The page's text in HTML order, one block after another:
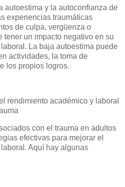
autoestima y la autoconfianza de
experiencias traumáticas
de culpa, vergüenza o
tener un impacto negativo en su
La baja autoestima puede
actividades, la toma de
los propios logros.
rendimiento académico y laboral
con el trauma en adultos
efectivas para mejorar el
Aquí hay algunas